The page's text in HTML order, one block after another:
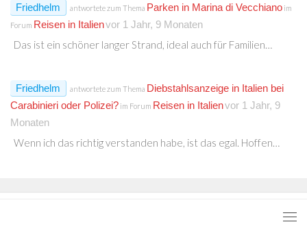
Friedhelm antwortete zum Thema Parken in Marina di Vecchiano im
Forum Reisen in Italienvor 1 Jahr, 9 Monaten
Das ist ein schöner langer Strand, ideal auch für Familien…
Friedhelm antwortete zum Thema Diebstahlsanzeige in Italien bei
Carabinieri oder Polizei? im Forum Reisen in Italienvor 1 Jahr, 9
Monaten
Wenn ich das richtig verstanden habe, ist das egal. Hoffen…